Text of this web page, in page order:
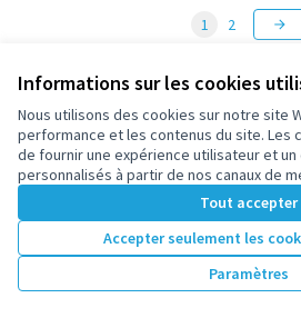
Informations sur les cookies
Nous utilisons des cookies sur notre site
performance et les contenus du site. Les
de fournir une expérience utilisateur et un
personnalisés à partir de nos canaux de
Tout accepter
Accepter seulement les
Paramètres
1 2
Voir toutes les propositions retirées
Conditions d'utilisation
Paramètres des cookies
participez.nanterre.fr sur X
(Lien externe)
participez.nanterre.fr sur Facebook
(Lien externe)
participez.nanterre.fr sur
(Lien externe)
participez.nanterre.fr sur
(Lien externe)
(Lien externe)